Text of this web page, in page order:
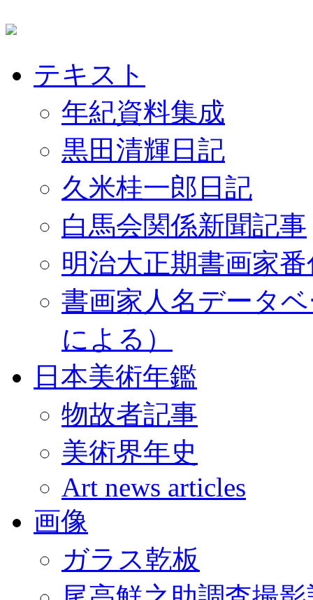
テキスト
年紀資料集成
黒田清輝日記
久米桂一郎日記
白馬会関係新聞記事
明治大正期書画家
書画家人名データ
による）
日本美術年鑑
物故者記事
美術界年史
Art news articles
画像
ガラス乾板